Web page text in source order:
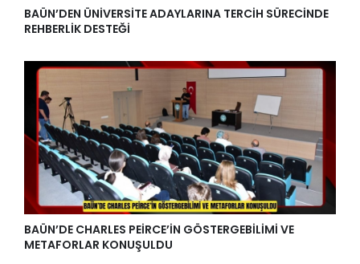
BAÜN’DEN ÜNİVERSİTE ADAYLARINA TERCİH SÜRECİNDE
REHBERLİK DESTEĞİ
BAÜN’DE CHARLES PEİRCE’İN GÖSTERGEBİLİMİ VE
METAFORLAR KONUŞULDU